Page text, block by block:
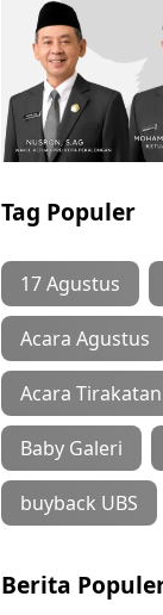
Tag Populer
17 Agustus
Acara Agustus
Acara Tirakatan
Baby Galeri
buyback UBS
Berita